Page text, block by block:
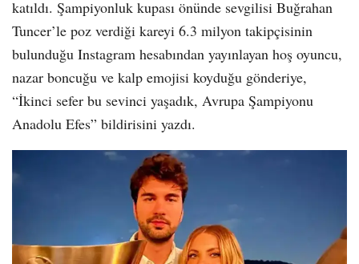
katıldı. Şampiyonluk kupası önünde sevgilisi Buğrahan
Tuncer’le poz verdiği kareyi 6.3 milyon takipçisinin
bulunduğu Instagram hesabından yayınlayan hoş oyuncu,
nazar boncuğu ve kalp emojisi koyduğu gönderiye,
“İkinci sefer bu sevinci yaşadık, Avrupa Şampiyonu
Anadolu Efes” bildirisini yazdı.